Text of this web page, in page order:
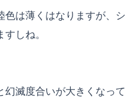
は薄くはなりますが
しね。
滅度合いが大きくなっ